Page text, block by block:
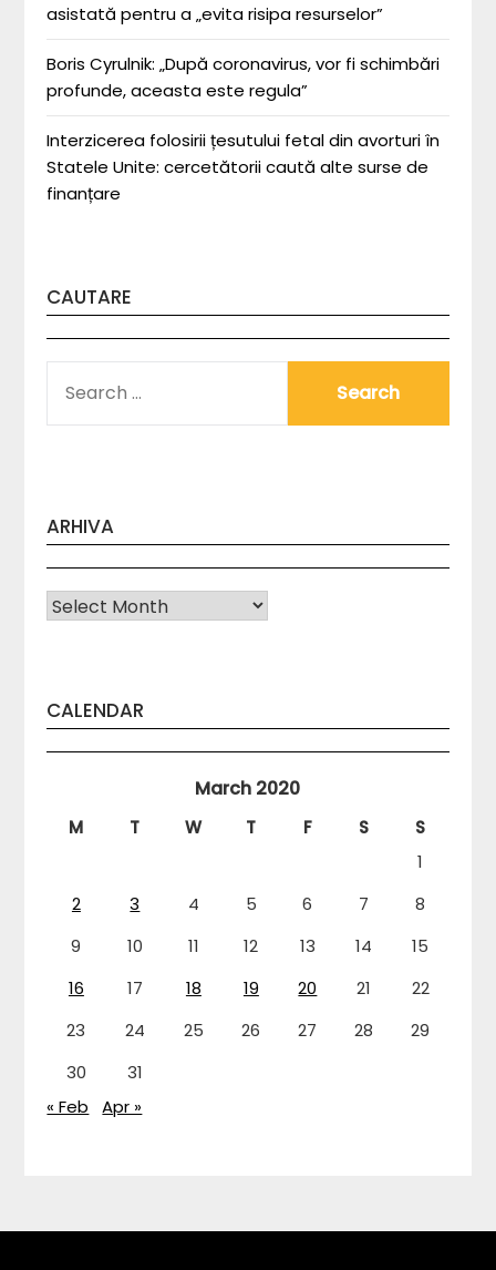
asistată pentru a „evita risipa resurselor”
Boris Cyrulnik: „După coronavirus, vor fi schimbări
profunde, aceasta este regula”
Interzicerea folosirii țesutului fetal din avorturi în
Statele Unite: cercetătorii caută alte surse de
finanțare
CAUTARE
FOR:
ARHIVA
Arhiva
CALENDAR
March 2020
M T W T F S
S
1
2
3 4 5 6 7
8
9
10 11 12 13 14
15
16
17 18 19 20 21
22
23
24 25 26 27 28
29
30
31
« Feb
Apr »